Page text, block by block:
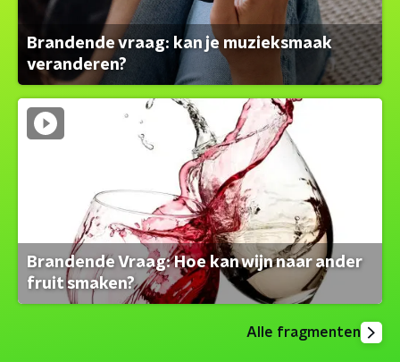
Brandende vraag: kan je muzieksmaak
veranderen?
Brandende Vraag: Hoe kan wijn naar ander
fruit smaken?
Alle fragmenten